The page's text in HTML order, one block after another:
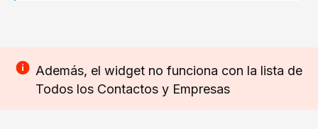
Además, el widget no funciona con la lista de
Todos los Contactos y Empresas